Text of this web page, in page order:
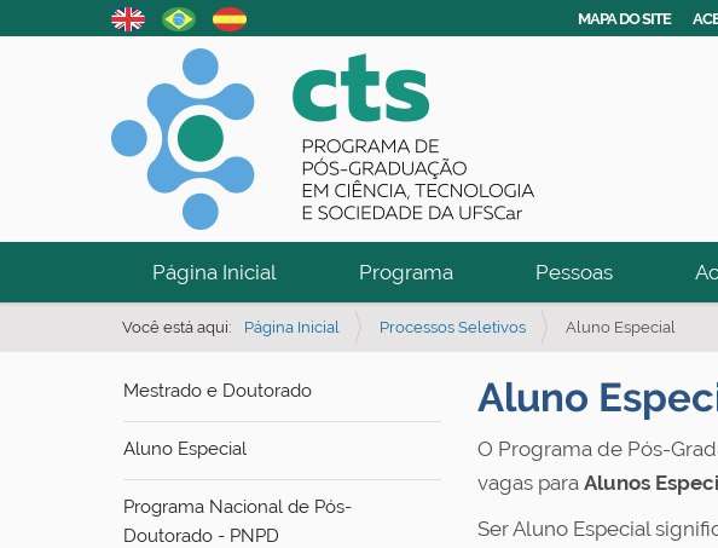
MAPA DO SITE
Página Inicial Programa Pessoas
Você está aqui: Página Inicial Processos Seletivos Aluno Especial
Mestrado e Doutorado
Aluno Especial
Programa Nacional de Pós-
Doutorado - PNPD
Aluno
O Programa de Pós-
vagas para Alunos
Ser Aluno Especial